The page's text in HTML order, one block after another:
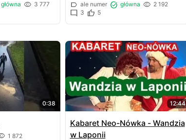
główna
3 777
ale numer główna
2 192
3
5
0:38
1 872
12:44
Kabaret Neo-Nówka - Wandzia
w Laponii